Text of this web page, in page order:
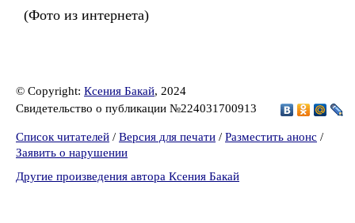
(Фото из интернета)
© Copyright: Ксения Бакай, 2024
Свидетельство о публикации №224031700913
Список читателей / Версия для печати / Разместить анонс /
Заявить о нарушении
Другие произведения автора Ксения Бакай